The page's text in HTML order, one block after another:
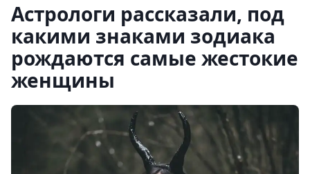
Астрологи рассказали, под
какими знаками зодиака
рождаются самые жестокие
женщины